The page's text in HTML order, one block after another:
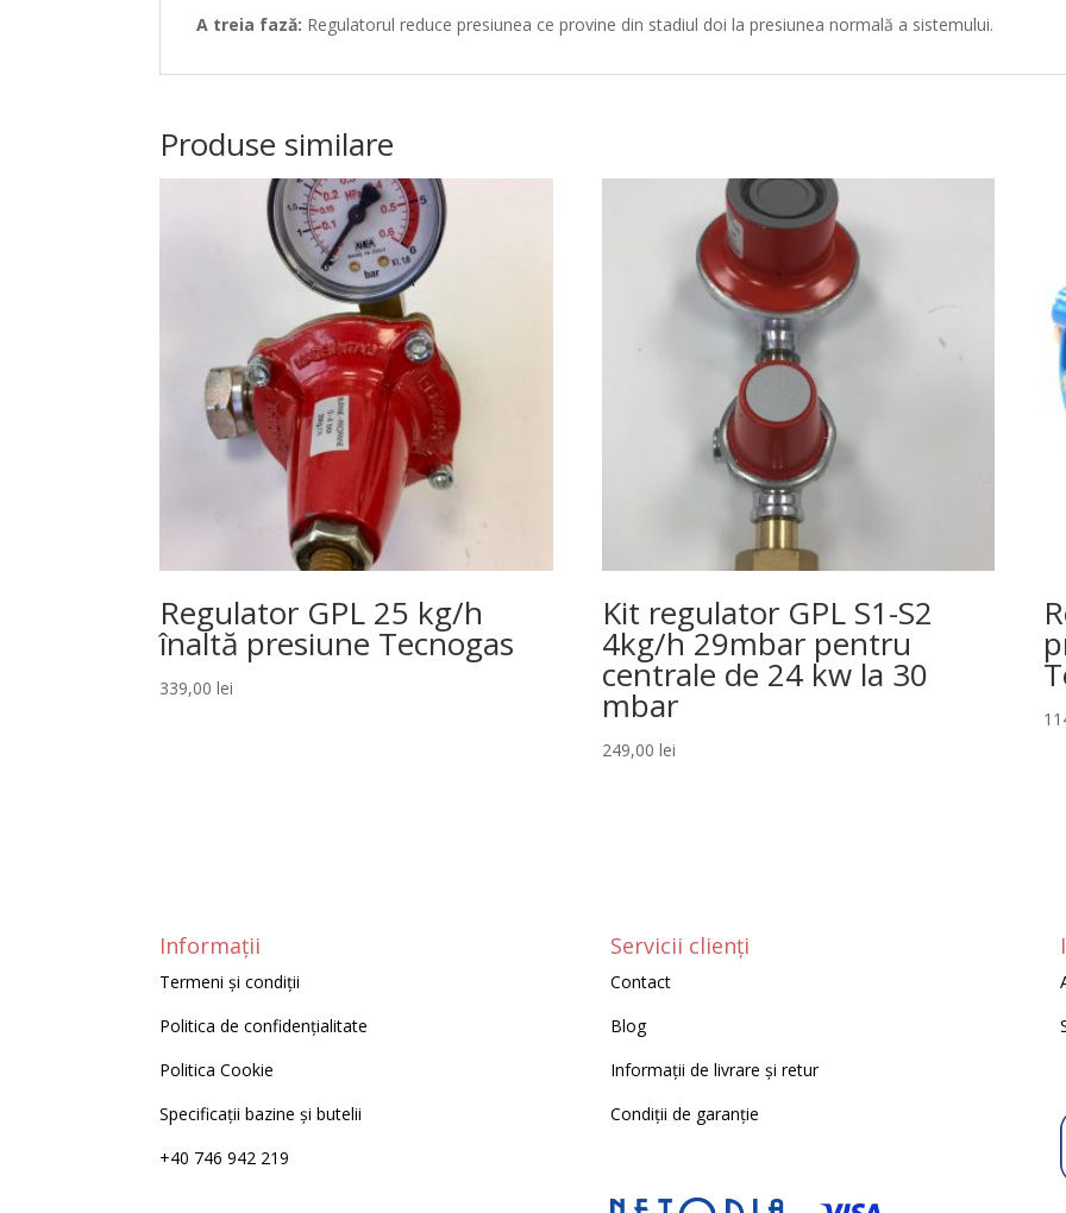
A treia fază: Regulatorul reduce presiunea ce provine din stadiul doila presiunea normală a sistemului.
Produse similare
Regulator GPL 25 kg/h
înaltă presiune Tecnogas
339,00lei
Kit regulator GPL S1-S2
4kg/h 29mbar pentru
centrale de 24 kw la 30
mbar
249,00 lei
Informații
Termeni și condiții
Politica de confidențialitate
Politica Cookie
Specificații bazine și butelii
+40 746 942 219
Servicii clienți
Contact
Blog
Informații de livrare și retur
Condiții de garanție